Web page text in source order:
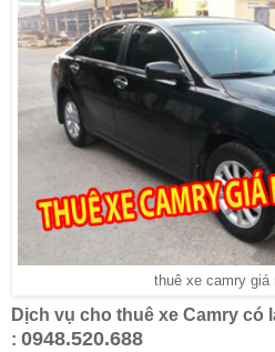
thuê xe camry giá
Dịch vụ cho thuê xe Camry có
: 0948.520.688